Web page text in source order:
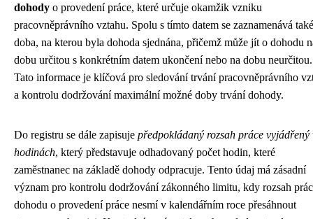
dohody o provedení práce, které určuje okamžik vzniku
pracovněprávního vztahu. Spolu s tímto datem se zaznamenává také
doba, na kterou byla dohoda sjednána, přičemž může jít o dohodu
dobu určitou s konkrétním datem ukončení nebo na dobu neurčitou.
Tato informace je klíčová pro sledování trvání pracovněprávního
a kontrolu dodržování maximální možné doby trvání dohody.
Do registru se dále zapisuje předpokládaný rozsah práce vyjádřený
hodinách, který představuje odhadovaný počet hodin, které
zaměstnanec na základě dohody odpracuje. Tento údaj má zásadní
význam pro kontrolu dodržování zákonného limitu, kdy rozsah
dohodu o provedení práce nesmí v kalendářním roce přesáhnout